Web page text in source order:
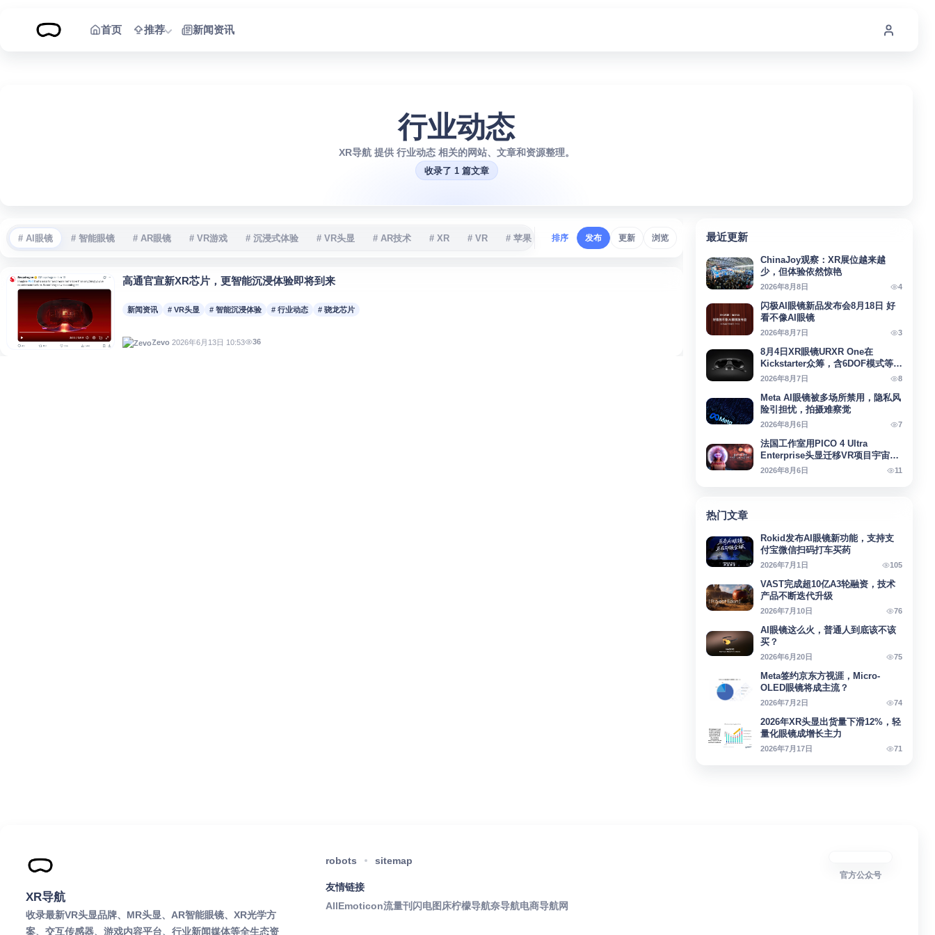
首页
推荐 新闻资讯
行业动态
XR导航 提供 行业动态 相关的网站、文章和资源整理。
收录了 1 篇文章
# AI眼镜 # 智能眼镜 # AR眼镜 # VR游戏 # 沉浸式体验 # VR头显 # AR技术 # XR # VR # 苹果 # 移远通信 # AI # Micro-OLED # Meta
排序 发布 更新 浏览
高通官宣新XR芯片，更智能沉浸体验即将到来
新闻资讯 # VR头显 # 智能沉浸体验 # 行业动态 # 骁龙芯片
Zevo 2026年6月13日 10:53 36
最近更新
ChinaJoy观察：XR展位越来越
少，但体验依然惊艳
2026年8月8日 4
闪极AI眼镜新品发布会8月18日 好
看不像AI眼镜
2026年8月7日 3
8月4日XR眼镜URXR One在
Kickstarter众筹，含6DOF模式等亮
点
2026年8月7日 8
Meta AI眼镜被多场所禁用，隐私风
险引担忧，拍摄难察觉
2026年8月6日 7
法国工作室用PICO 4 Ultra
Enterprise头显迁移VR项目宇宙回
响
2026年8月6日 11
热门文章
Rokid发布AI眼镜新功能，支持支
付宝微信扫码打车买药
2026年7月1日 105
VAST完成超10亿A3轮融资，技术
产品不断迭代升级
2026年7月10日 76
AI眼镜这么火，普通人到底该不该
买？
2026年6月20日 75
Meta签约京东方视涯，Micro-
OLED眼镜将成主流？
2026年7月2日 74
2026年XR头显出货量下滑12%，轻
量化眼镜成增长主力
2026年7月17日 71
XR导航
收录最新VR头显品牌、MR头显、AR智能眼镜、XR光学方
案、交互传感器、游戏内容平台、行业新闻媒体等全生态资
robots sitemap
友情链接
AllEmoticon流量刊 闪电图床柠檬导航奈导航电商导航网
官方公众号